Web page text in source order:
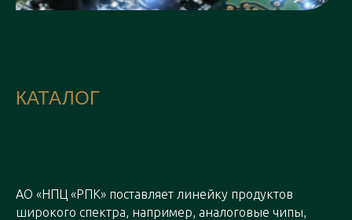
КАТАЛОГ
АО «НПЦ «РПК» поставляет линейку продуктов
широкого спектра, например, аналоговые чипы,